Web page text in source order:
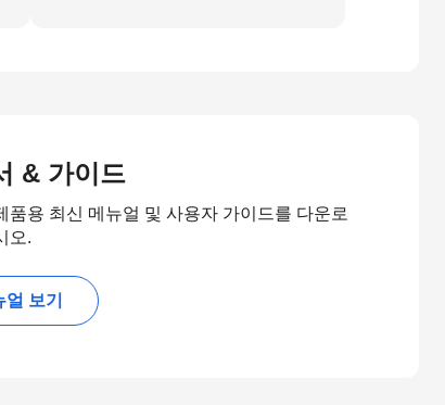
& 가이드
품용 최신 메뉴얼 및 사용자 가이드를 다운로
오.
얼 보기